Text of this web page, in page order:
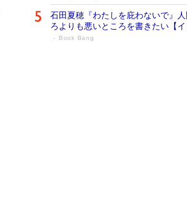
石田夏穂『わたしを庇わないで』人
ろよりも悪いところを書きたい【イ
Book Bang